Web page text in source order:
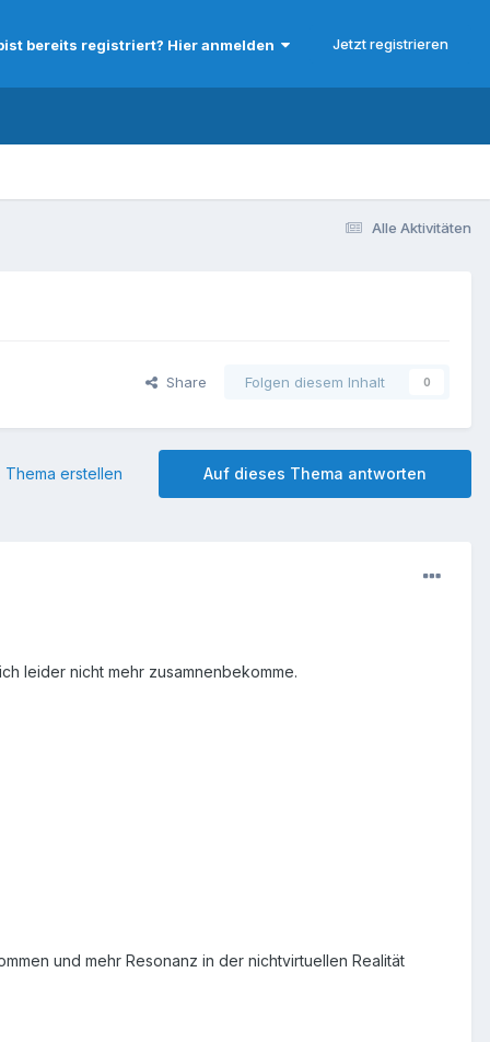
bereits registriert? Hier anmelden Jetzt registrieren
Alle Aktivitäten
Share Folgen diesem Inhalt 0
Auf dieses Thema antworten
Thema erstellen
leider nicht mehr zusamnenbekomme.
und mehr Resonanz in der nichtvirtuellen Realität